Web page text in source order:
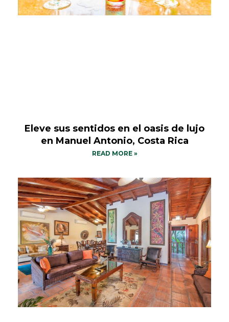
Eleve sus sentidos en el oasis de lujo
en Manuel Antonio, Costa Rica
READ MORE »